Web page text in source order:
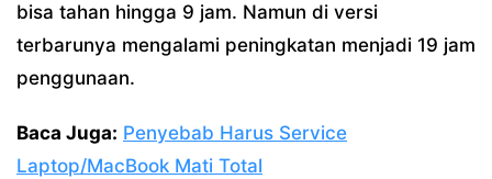
bisa tahan hingga 9 jam. Namun di versi
terbarunya mengalami peningkatan menjadi 19 jam
penggunaan.
Baca Juga: Penyebab Harus Service
Laptop/MacBook Mati Total